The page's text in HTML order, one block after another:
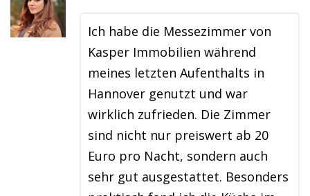
Ich habe die Messezimmer von
Kasper Immobilien während
meines letzten Aufenthalts in
Hannover genutzt und war
wirklich zufrieden. Die Zimmer
sind nicht nur preiswert ab 20
Euro pro Nacht, sondern auch
sehr gut ausgestattet. Besonders